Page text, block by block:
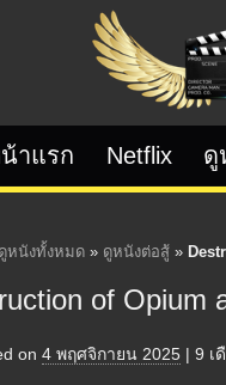
าแรก Netflix ดู
ดูหนังทั้งหมด » ดูหนังต่อสู้ »
of
on 4 พฤศจิกายน 2025 | 9 เ